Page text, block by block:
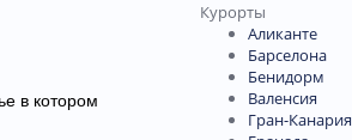
в котором
Курорты
Аликанте
Барселона
Бенидорм
Валенсия
Гран-Канария